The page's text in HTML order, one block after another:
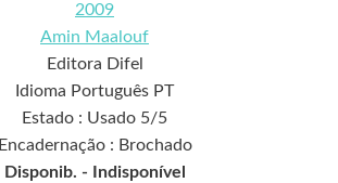
2009
Amin Maalouf
Editora Difel
Idioma Português PT
Estado : Usado 5/5
Encadernação : Brochado
Disponib. -
Indisponível